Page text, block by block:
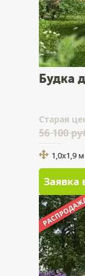
Будка
Cтарая
56 100
1,0х1,9 м
Заявка